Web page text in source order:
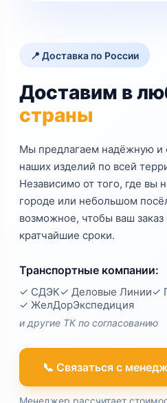
📍 Доставка по России
Доставим в
страны
Мы предлагаем надёжную и
наших изделий по всей
Независимо от того, где вы
городе или небольшом
возможное, чтобы ваш
кратчайшие сроки.
Транспортные компании:
✓ СДЭК✓ Деловые Линии✓
✓ ЖелДорЭкспедиция
и другие ТК по согласованию
📞 Связаться с